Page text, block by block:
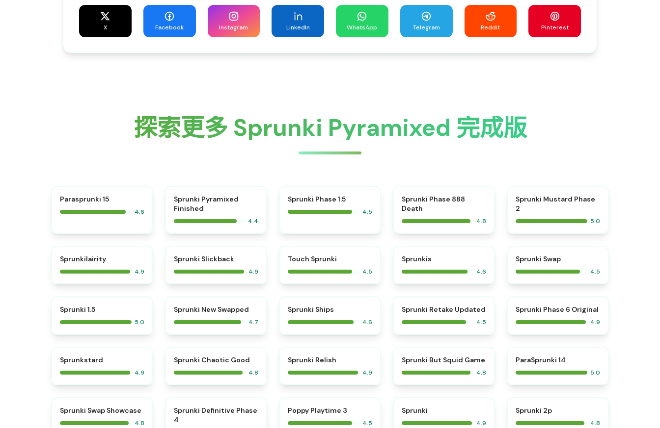
X Facebook Instagram LinkedIn WhatsApp Telegram Reddit Pinterest
探索更多 Sprunki Pyramixed 完成版
Parasprunki 15
4.6
Sprunki Pyramixed
Finished
4.4
Sprunki Phase 1.5
4.5
Sprunki Phase 888
Death
4.8
⭐
Sprunki Mustard Phase
2
5.0
Sprunkilairity
4.9
Sprunki Slickback
4.9
Touch Sprunki
4.5
Sprunkis
4.6
Sprunki Swap
4.5
Sprunki 1.5
5.0
Sprunki New Swapped
4.7
Sprunki Ships
4.6
⭐
Sprunki Retake Updated
4.5
⭐
Sprunki Phase 6 Original
4.9
Sprunkstard
4.9
Sprunki Chaotic Good
4.8
Sprunki Relish
4.9
⭐
Sprunki But Squid Game
4.8
ParaSprunki 14
5.0
⭐
Sprunki Swap Showcase
4.8
⭐
Sprunki Definitive Phase
4
Poppy Playtime 3
4.5
Sprunki
4.9
Sprunki 2p
4.8